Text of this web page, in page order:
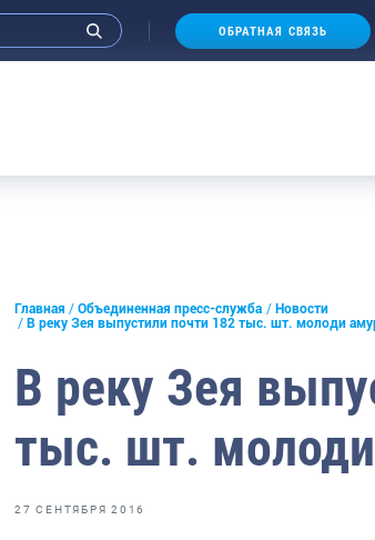
ОБРАТНАЯ СВЯЗЬ
Главная Объединенная пресс-служба
Новости
В реку Зея выпустили почти 182 тыс. шт. молоди
В реку Зея
тыс. шт. молоди
27 СЕНТЯБРЯ 2016